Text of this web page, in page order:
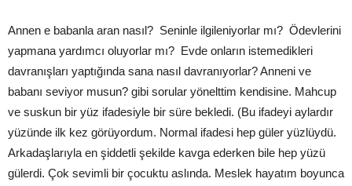
Annen e babanla aran nasıl? Seninle ilgileniyorlar mı? Ödevlerini
yapmana yardımcı oluyorlar mı? Evde onların istemedikleri
davranışları yaptığında sana nasıl davranıyorlar? Anneni ve
babanı seviyor musun? gibi sorular yönelttim kendisine. Mahcup
ve suskun bir yüz ifadesiyle bir süre bekledi. (Bu ifadeyi aylardır
yüzünde ilk kez görüyordum. Normal ifadesi hep güler yüzlüydü.
Arkadaşlarıyla en şiddetli şekilde kavga ederken bile hep yüzü
gülerdi. Çok sevimli bir çocuktu aslında. Meslek hayatım boyunca